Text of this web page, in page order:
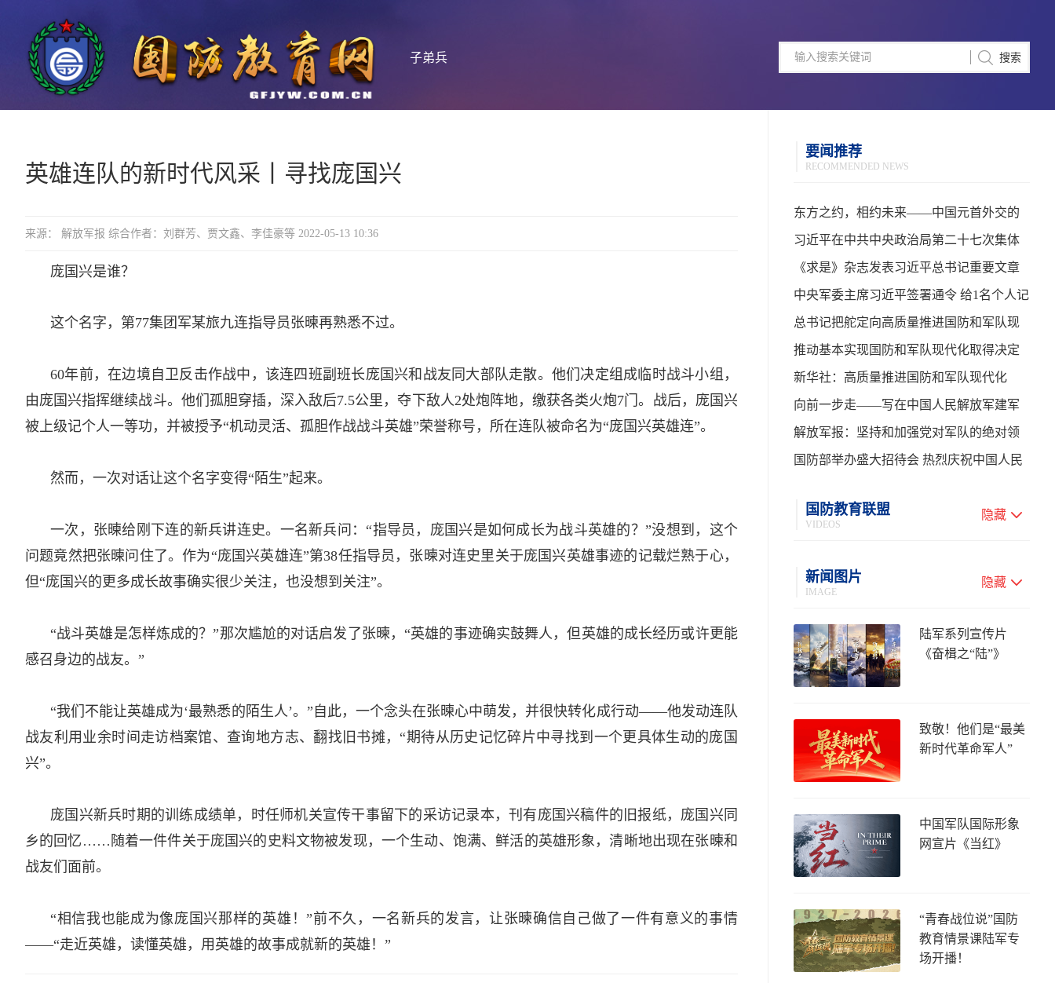
子弟兵
英雄连队的新时代风采丨寻找庞国兴
来源： 解放军报 综合作者：刘群芳、贾文鑫、李佳豪等 2022-05-13 10:36
庞国兴是谁？­
这个名字，第77集团军某旅九连指导员张暕再熟悉不过。­
60年前，在边境自卫反击作战中，该连四班副班长庞国兴和战友同大部队走散。他们决定组成临时战斗小组，
由庞国兴指挥继续战斗。他们孤胆穿插，深入敌后7.5公里，夺下敌人2处炮阵地，缴获各类火炮7门。战后，庞国兴
被上级记个人一等功，并被授予“机动灵活、孤胆作战战斗英雄”荣誉称号，所在连队被命名为“庞国兴英雄连”。­
然而，一次对话让这个名字变得“陌生”起来。­
一次，张暕给刚下连的新兵讲连史。一名新兵问：“指导员，庞国兴是如何成长为战斗英雄的？”没想到，这个
问题竟然把张暕问住了。作为“庞国兴英雄连”第38任指导员，张暕对连史里关于庞国兴英雄事迹的记载烂熟于心，
但“庞国兴的更多成长故事确实很少关注，也没想到关注”。­
“战斗英雄是怎样炼成的？”那次尴尬的对话启发了张暕，“英雄的事迹确实鼓舞人，但英雄的成长经历或许更能
感召身边的战友。”­
“我们不能让英雄成为‘最熟悉的陌生人’。”自此，一个念头在张暕心中萌发，并很快转化成行动——他发动连队
战友利用业余时间走访档案馆、查询地方志、翻找旧书摊，“期待从历史记忆碎片中寻找到一个更具体生动的庞国
兴”。­
庞国兴新兵时期的训练成绩单，时任师机关宣传干事留下的采访记录本，刊有庞国兴稿件的旧报纸，庞国兴同
乡的回忆……随着一件件关于庞国兴的史料文物被发现，一个生动、饱满、鲜活的英雄形象，清晰地出现在张暕和
战友们面前。­
“相信我也能成为像庞国兴那样的英雄！”前不久，一名新兵的发言，让张暕确信自己做了一件有意义的事情
——“走近英雄，读懂英雄，用英雄的故事成就新的英雄！”­
要闻推荐
RECOMMENDED NEWS
东方之约，相约未来——中国元首外交的
世界情怀与大国气派
习近平在中共中央政治局第二十七次集体
学习时强调 强化政治引领 深化创新发展 高
质量推进国防和军队现代化
《求是》杂志发表习近平总书记重要文章
中央军委主席习近平签署通令 给1名个人记
功
总书记把舵定向高质量推进国防和军队现
代化
推动基本实现国防和军队现代化取得决定
性进展——学习贯彻习主席在中共中央政
治局第二十七次集体学习时的重要讲话
新华社：高质量推进国防和军队现代化
向前一步走——写在中国人民解放军建军
99周年之际
解放军报：坚持和加强党对军队的绝对领
导 高质量推进国防和军队现代化
国防部举办盛大招待会 热烈庆祝中国人民
国防教育联盟
VIDEOS
隐藏
新闻图片
IMAGE
隐藏
陆军系列宣传片
《奋楫之“陆”》
致敬！他们是“最美
新时代革命军人”
中国军队国际形象
网宣片《当红》
“青春战位说”国防
教育情景课陆军专
场开播！